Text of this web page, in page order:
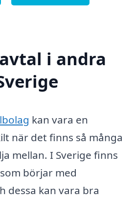
i andra
kan vara en
när det finns så många
mellan. I Sverige finns
börjar med
dessa kan vara bra